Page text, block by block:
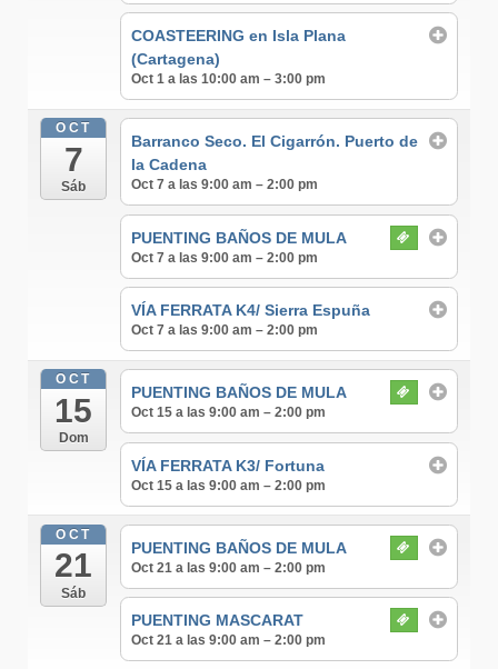
COASTEERING en Isla Plana
(Cartagena)
Oct 1 a las 10:00 am – 3:00 pm
OCT
7
Sáb
Barranco Seco. El Cigarrón. Puerto de
la Cadena
Oct 7 a las 9:00 am – 2:00 pm
PUENTING BAÑOS DE MULA
Oct 7 a las 9:00 am – 2:00 pm
VÍA FERRATA K4/ Sierra Espuña
Oct 7 a las 9:00 am – 2:00 pm
OCT
15
Dom
PUENTING BAÑOS DE MULA
Oct 15 a las 9:00 am – 2:00 pm
VÍA FERRATA K3/ Fortuna
Oct 15 a las 9:00 am – 2:00 pm
OCT
21
Sáb
PUENTING BAÑOS DE MULA
Oct 21 a las 9:00 am – 2:00 pm
PUENTING MASCARAT
Oct 21 a las 9:00 am – 2:00 pm